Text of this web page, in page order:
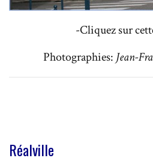
-Cliquez sur
Photographies: Jean-
Réalville